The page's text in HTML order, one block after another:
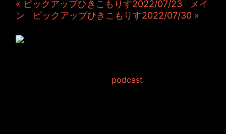
« ピックアップひきこもりす2022/07/23
メイ
ン
ピックアップひきこもりす2022/07/30 »
podcast